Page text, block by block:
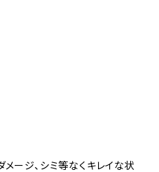
メージ、シミ等なくキレイな状